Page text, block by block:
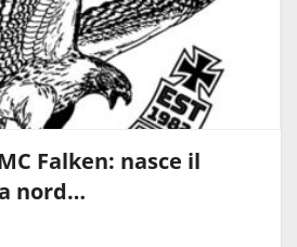
Falken: nasce il
nord…